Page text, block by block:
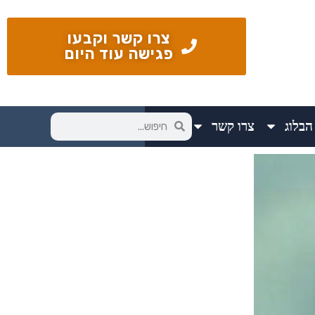
צרו קשר וקבעו
פגישה עוד היום
הבלוג צרו קשר